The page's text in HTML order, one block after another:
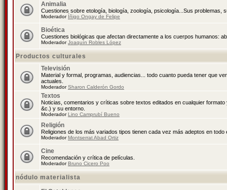
Animalia
Cuestiones sobre etología, biología, zoología, psicología...Sus problemas,
Moderador Íñigo Ongay de Felipe
Bioética
Cuestiones biológicas que afectan directamente a los cuerpos humanos:
ModeradorJoaquín Robles López
Productos culturales
Televisión
Material y formal, programas, audiencias... todo cuanto pueda tener que
actuales.
ModeradorSharon Calderón Gordo
Textos
Noticias, comentarios y críticas sobre textos editados en cualquier
&c.) y su entorno.
ModeradorLino Camprubí Bueno
Religión
Religiones de los más variados tipos tienen cada vez más adeptos en todo
ModeradorMontserrat Abad Ortiz
Cine
Recomendación y crítica de películas.
ModeradorBruno Cicero Poo
nódulo materialista